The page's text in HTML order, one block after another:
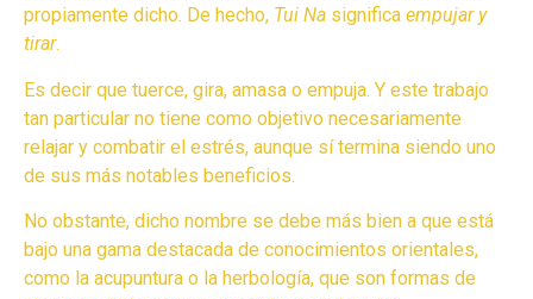
propiamente dicho. De hecho, Tui Na significa empujar y
tirar.
Es decir que tuerce, gira, amasa o empuja. Y este trabajo
tan particular no tiene como objetivo necesariamente
relajar y combatir el estrés, aunque sí termina siendo uno
de sus más notables beneficios.
No obstante, dicho nombre se debe más bien a que está
bajo una gama destacada de conocimientos orientales,
como la acupuntura o la herbología, que son formas de